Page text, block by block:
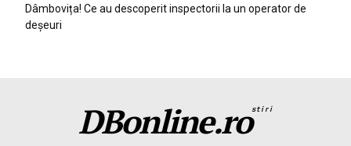
Dâmbovița! Ce au descoperit inspectorii la un operator de
deșeuri
DBonline.rostiri